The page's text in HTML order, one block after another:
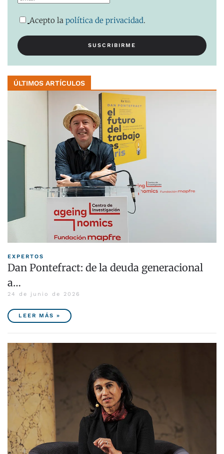
Acepto la política de privacidad.
ÚLTIMOS ARTÍCULOS
EXPERTOS
Dan Pontefract: de la deuda generacional
a…
24 de junio de 2026
LEER MÁS »